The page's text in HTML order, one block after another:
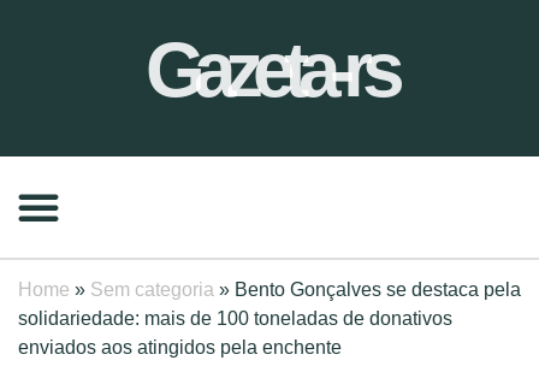
Gazeta-rs
Home » Sem categoria » Bento Gonçalves se destaca pela
solidariedade: mais de 100 toneladas de donativos
enviados aos atingidos pela enchente